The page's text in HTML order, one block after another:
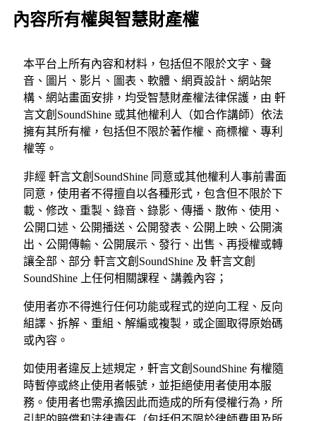
內容所有權與智慧財產權
本平台上所有內容和材料，包括但不限於文字、聲
音、圖片、影片、圖表、軟體、網頁設計、網站架
構、網站畫面安排，均受智慧財產權法律保護，由 軒
言文創SoundShine 或其他權利人（如合作講師）依法
擁有其所有權，包括但不限於著作權、商標權、專利
權等。
非經 軒言文創SoundShine 同意或其他權利人事前書面
同意，使用者不得擅自以各種形式，包含但不限於下
載、修改、重製、錄音、錄影、傳播、散佈、使用、
公開口述、公開播送、公開發表、公開上映、公開演
出、公開傳輸、公開展示、發行、出售、再授權或轉
讓全部、部分 軒言文創SoundShine 及 軒言文創
SoundShine 上任何相關課程、講義內容；
使用者亦不得進行任何功能或程式的逆向工程、反向
組譯、拆解、重組、解編或複製，或企圖取得原始碼
或內容。
如使用者違反上述規定，軒言文創SoundShine 有權隨
時暫停或終止使用者帳號，並拒絕使用者使用本服
務。使用者也需承擔因此而造成的所有侵權行為，所